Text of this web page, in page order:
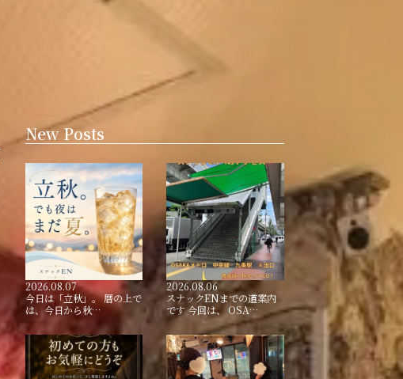
New Posts
2026.08.07
今日は「立秋」。 暦の上で
は、今日から秋…
2026.08.06
スナックENまでの道案内
です 今回は、 OSA…